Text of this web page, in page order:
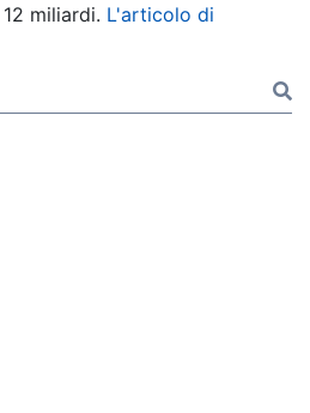
miliardi. L'articolo di